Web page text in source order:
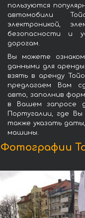
пользуются
автомобили
электроникой,
безопасности и
дорогам.
Вы можете
данными для
взять в аренду
предлагаем Вам
авто, заполнив
в Вашем запросе
Португалии, где
также указать
машины.
Фотографии